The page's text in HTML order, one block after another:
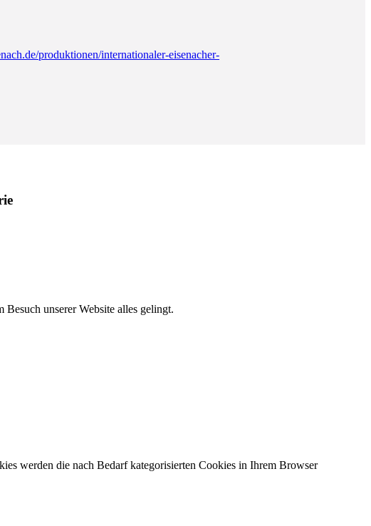
produktionen/internationaler-eisenacher-
unserer Website alles gelingt.
werden die nach Bedarf kategorisierten Cookies in Ihrem Browser